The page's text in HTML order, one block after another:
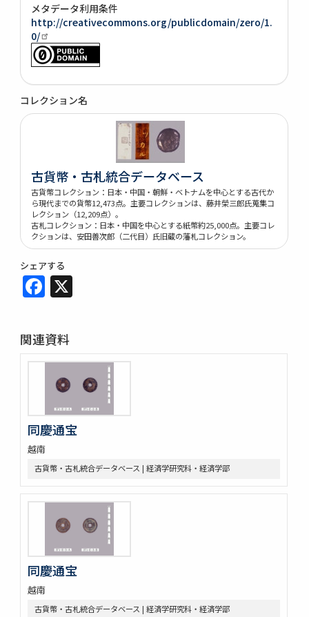
メタデータ利用条件
http://creativecommons.org/publicdomain/zero/1.
0/
コレクション名
古貨幣・古札統合データベース
古貨幣コレクション：日本・中国・朝鮮・ベトナムを中心とする古代か
ら現代までの貨幣12,473点。主要コレクションは、藤井榮三郎氏蒐集コ
レクション（12,209点）。
古札コレクション：日本・中国を中心とする紙幣約25,000点。主要コレ
クションは、安田善次郎（二代目）氏旧蔵の藩札コレクション。
シェアする
Facebook
関連資料
同慶通宝
越南
古貨幣・古札統合データベース | 経済学研究科・経済学部
同慶通宝
越南
古貨幣・古札統合データベース | 経済学研究科・経済学部